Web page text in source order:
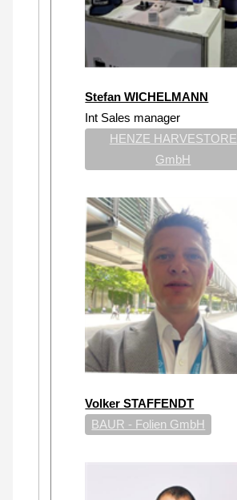
Stefan WICHELMANN
Int Sales manager
HENZE HARVESTORE
GmbH
Volker STAFFENDT
BAUR - Folien GmbH